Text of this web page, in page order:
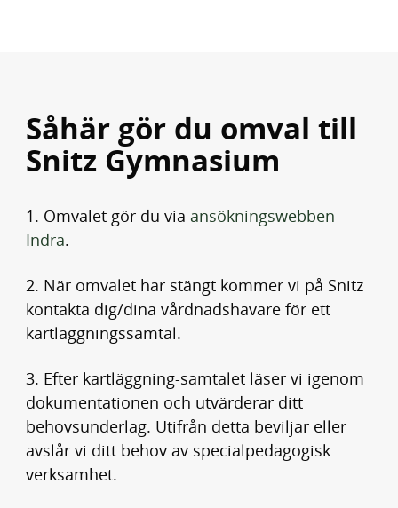
Såhär gör du omval till
Snitz Gymnasium
1. Omvalet gör du via ansökningswebben
Indra(
p
p
n
s
i
n
y
t
.
2. När omvalet har stängt kommer vi på Snitz
kontakta dig/dina vårdnadshavare för ett
kartläggningssamtal.
3. Efter kartläggning-samtalet läser vi igenom
dokumentationen och utvärderar ditt
behovsunderlag. Utifrån detta beviljar eller
avslår vi ditt behov av specialpedagogisk
verksamhet.